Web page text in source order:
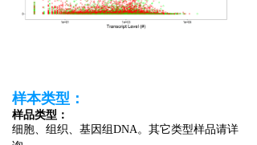
样本类型：
样品类型：
细胞、组织、基因组DNA。其它类型样品请详